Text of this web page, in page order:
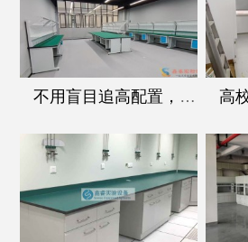
不用盲目追高配置，阻抗桌的这几个核心参数才是选型要点